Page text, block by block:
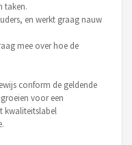
taken.
en werkt graag nauw
mee over hoe de
conform de geldende
voor een
kwaliteitslabel